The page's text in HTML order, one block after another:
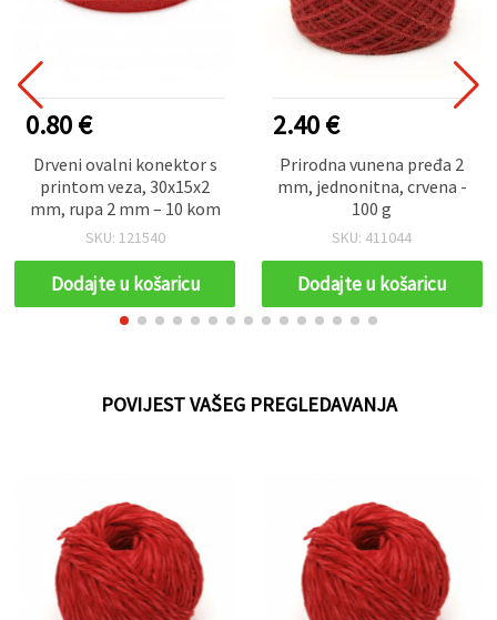
0.80 €
Drveni ovalni konektor s
printom veza, 30x15x2
mm, rupa 2 mm – 10 kom
SKU: 121540
Dodajte u košaricu
2.40 €
Prirodna vunena pređa 2
mm, jednonitna, crvena -
100 g
SKU: 411044
Dodajte u košaricu
POVIJEST VAŠEG PREGLEDAVANJA